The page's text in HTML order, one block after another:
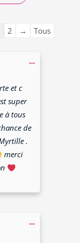
2 → Tous
et c
super
à tous
de
.
merci
...cette
...cette